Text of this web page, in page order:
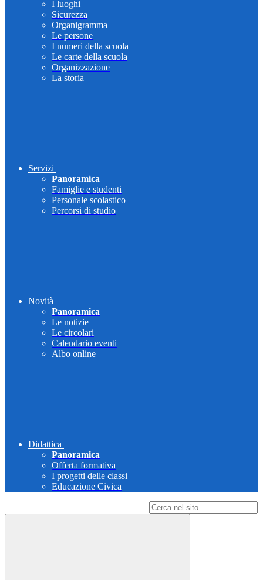
I luoghi
Sicurezza
Organigramma
Le persone
I numeri della scuola
Le carte della scuola
Organizzazione
La storia
Servizi
Panoramica
Famiglie e studenti
Personale scolastico
Percorsi di studio
Novità
Panoramica
Le notizie
Le circolari
Calendario eventi
Albo online
Didattica
Panoramica
Offerta formativa
I progetti delle classi
Educazione Civica